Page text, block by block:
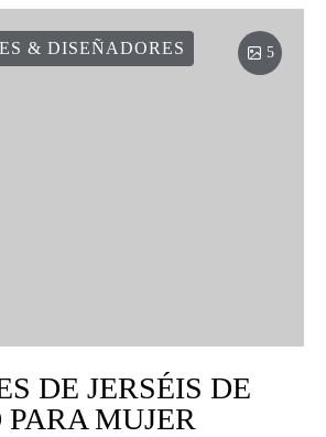
& DISEÑADORES 5
DE JERSÉIS DE
MUJER